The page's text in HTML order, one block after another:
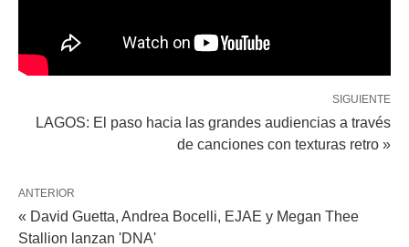
SIGUIENTE
LAGOS: El paso hacia las grandes audiencias a través
de canciones con texturas retro »
ANTERIOR
« David Guetta, Andrea Bocelli, EJAE y Megan Thee
Stallion lanzan 'DNA'